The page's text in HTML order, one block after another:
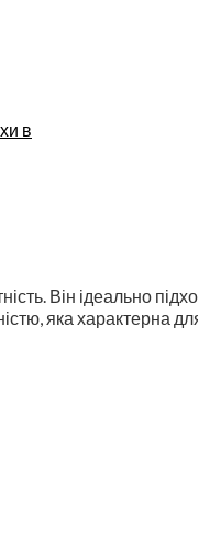
в
Він ідеально
яка характерна